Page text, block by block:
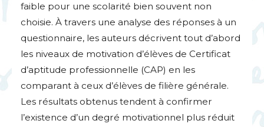
faible pour une scolarité bien souvent non
choisie. À travers une analyse des réponses à un
questionnaire, les auteurs décrivent tout d’abord
les niveaux de motivation d’élèves de Certificat
d’aptitude professionnelle (CAP) en les
comparant à ceux d’élèves de filière générale.
Les résultats obtenus tendent à confirmer
l’existence d’un degré motivationnel plus réduit